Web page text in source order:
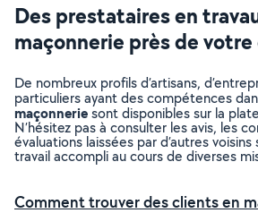
Des prestataires en
maçonnerie près de
De nombreux profils d’artisans,
particuliers ayant des compétences
maçonneriesont disponibles sur la
N’hésitez pas à consulter les avis, les
évaluations laissées par d’autres
travail accompli au cours de diverses
Comment trouver des clients en